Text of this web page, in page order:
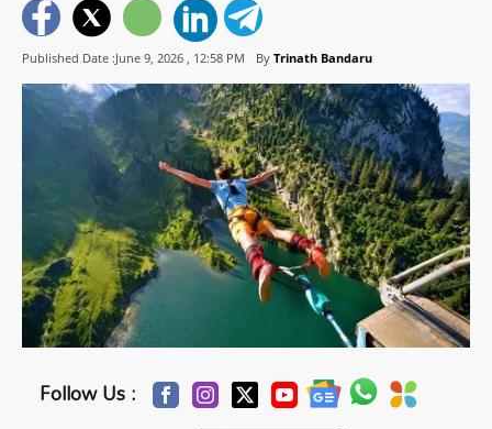
Published Date :June 9, 2026 , 12:58 PM By Trinath Bandaru
Follow Us :